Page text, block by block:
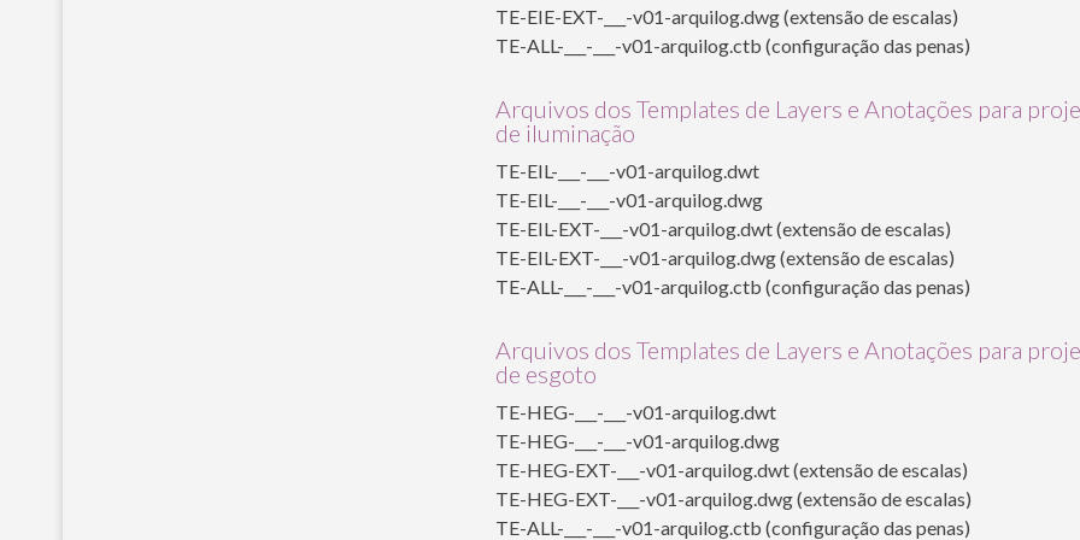
TE-EIE-EXT-___-v01-arquilog.dwg (extensão de escalas)
TE-ALL-___-___-v01-arquilog.ctb (configuração das penas)
Arquivos dos Templates de Layers e Anotações para
de iluminação
TE-EIL-___-___-v01-arquilog.dwt
TE-EIL-___-___-v01-arquilog.dwg
TE-EIL-EXT-___-v01-arquilog.dwt (extensão de escalas)
TE-EIL-EXT-___-v01-arquilog.dwg (extensão de escalas)
TE-ALL-___-___-v01-arquilog.ctb (configuração das penas)
Arquivos dos Templates de Layers e Anotações para
de esgoto
TE-HEG-___-___-v01-arquilog.dwt
TE-HEG-___-___-v01-arquilog.dwg
TE-HEG-EXT-___-v01-arquilog.dwt (extensão de escalas)
TE-HEG-EXT-___-v01-arquilog.dwg (extensão de escalas)
TE-ALL-___-___-v01-arquilog.ctb (configuração das penas)